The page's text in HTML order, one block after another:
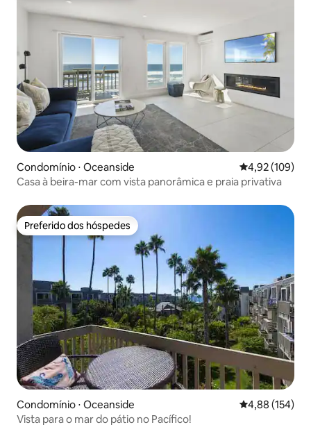
Condomínio ⋅ Oceanside 4,92 de uma
4,92 (109)
Casa à beira-mar com vista panorâmica e praia privativa
Preferido dos hóspedes
Preferido dos hóspedes
Condomínio ⋅ Oceanside 4,88 de uma
4,88 (154)
Vista para o mar do pátio no Pacífico!